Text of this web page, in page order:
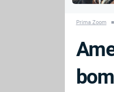
PRVNÍ SVĚTOVÁ
Prima Zoom ■